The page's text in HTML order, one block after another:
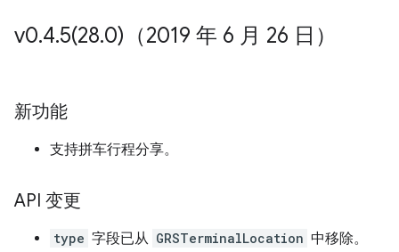
v0.4.5(28.0)（2019 年 6 月 26 日）
新功能
支持拼车行程分享。
API 变更
type 字段已从 GRSTerminalLocation 中移除。